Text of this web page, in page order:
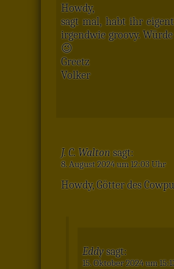
Howdy,
sagt mal, habt ihr
irgendwie groovy.
😉
Greetz
Volker
J. C. Walton sagt:
8. August 2024 um 12:03 Uhr
Howdy, Götter des
Eddysagt:
15. Oktober 2024 um